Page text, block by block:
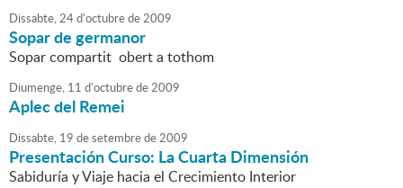
Dissabte,24d'octubrede2009
Sopar de germanor
Sopar compartit obert a tothom
Diumenge, 11 d'octubrede2009
Aplec del Remei
Dissabte, 19 desetembrede2009
Presentación Curso: La Cuarta Dimensión
Sabiduría y Viaje hacia el Crecimiento Interior